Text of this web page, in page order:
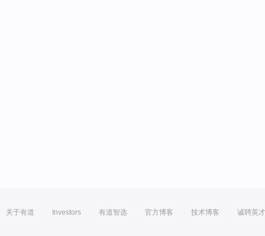
关于有道 Investors 有道智选 官方博客 技术博客 诚聘英才